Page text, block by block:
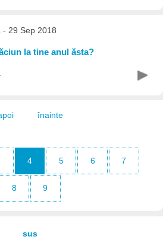
- 29 Sep 2018
la tine anul ăsta?
înainte
4 5 6 7
8 9
sus